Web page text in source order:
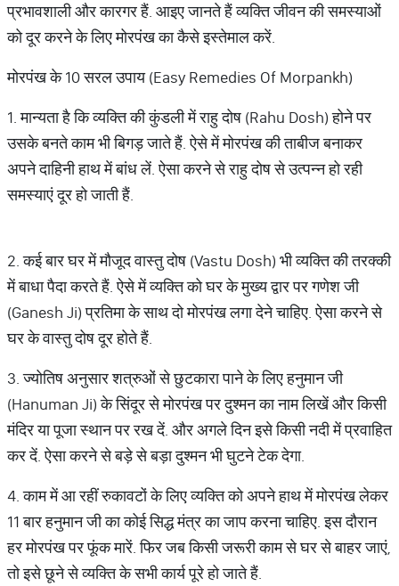
प्रभावशाली और कारगर हैं. आइए जानते हैं व्यक्ति जीवन की समस्याओं
को दूर करने के लिए मोरपंख का कैसे इस्तेमाल करें.
मोरपंख के 10 सरल उपाय (Easy Remedies Of Morpankh)
1. मान्यता है कि व्यक्ति की कुंडली में राहु दोष (Rahu Dosh) होने पर
उसके बनते काम भी बिगड़ जाते हैं. ऐसे में मोरपंख की ताबीज बनाकर
अपने दाहिनी हाथ में बांध लें. ऐसा करने से राहु दोष से उत्पन्न हो रही
समस्याएं दूर हो जाती हैं.
2. कई बार घर में मौजूद वास्तु दोष (Vastu Dosh) भी व्यक्ति की तरक्की
में बाधा पैदा करते हैं. ऐसे में व्यक्ति को घर के मुख्य द्वार पर गणेश जी
(Ganesh Ji) प्रतिमा के साथ दो मोरपंख लगा देने चाहिए. ऐसा करने से
घर के वास्तु दोष दूर होते हैं.
3. ज्योतिष अनुसार शत्रुओं से छुटकारा पाने के लिए हनुमान जी
(Hanuman Ji) के सिंदूर से मोरपंख पर दुश्मन का नाम लिखें और किसी
मंदिर या पूजा स्थान पर रख दें. और अगले दिन इसे किसी नदी में प्रवाहित
कर दें. ऐसा करने से बड़े से बड़ा दुश्मन भी घुटने टेक देगा.
4. काम में आ रहीं रुकावटों के लिए व्यक्ति को अपने हाथ में मोरपंख लेकर
11 बार हनुमान जी का कोई सिद्ध मंत्र का जाप करना चाहिए. इस दौरान
हर मोरपंख पर फूंक मारें. फिर जब किसी जरूरी काम से घर से बाहर जाएं,
तो इसे छूने से व्यक्ति के सभी कार्य पूरे हो जाते हैं.